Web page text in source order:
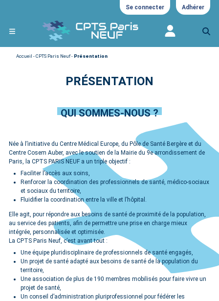
Se connecter Adhérer
Accueil -CPTS Paris Neuf- Présentation
PRÉSENTATION
QUI SOMMES-NOUS ?
Née à l’initiative du Centre Médical Europe, du Pôle de Santé Bergère et du
Centre Cosem Auber, avec le soutien de la Mairie du 9e arrondissement de
Paris, la CPTS PARIS NEUF a un triple objectif :
Faciliter l’accès aux soins,
Renforcer la coordination des professionnels de santé, médico-sociaux
et sociaux du territoire,
Fluidifier la coordination entre la ville et l’hôpital.
Elle agit, pour répondre aux besoins de santé de proximité de la population,
au service des patients, afin de permettre une prise en charge mieux
intégrée, personnalisée et optimisée.
La CPTS Paris Neuf, c’est avant tout :
Une équipe pluridisciplinaire de professionnels de santé engagés,
Un projet de santé adapté aux besoins de santé de la population du
territoire,
Une association de plus de 190 membres mobilisés pour faire vivre un
projet de santé,
Un conseil d’administration pluriprofessionnel pour fédérer les